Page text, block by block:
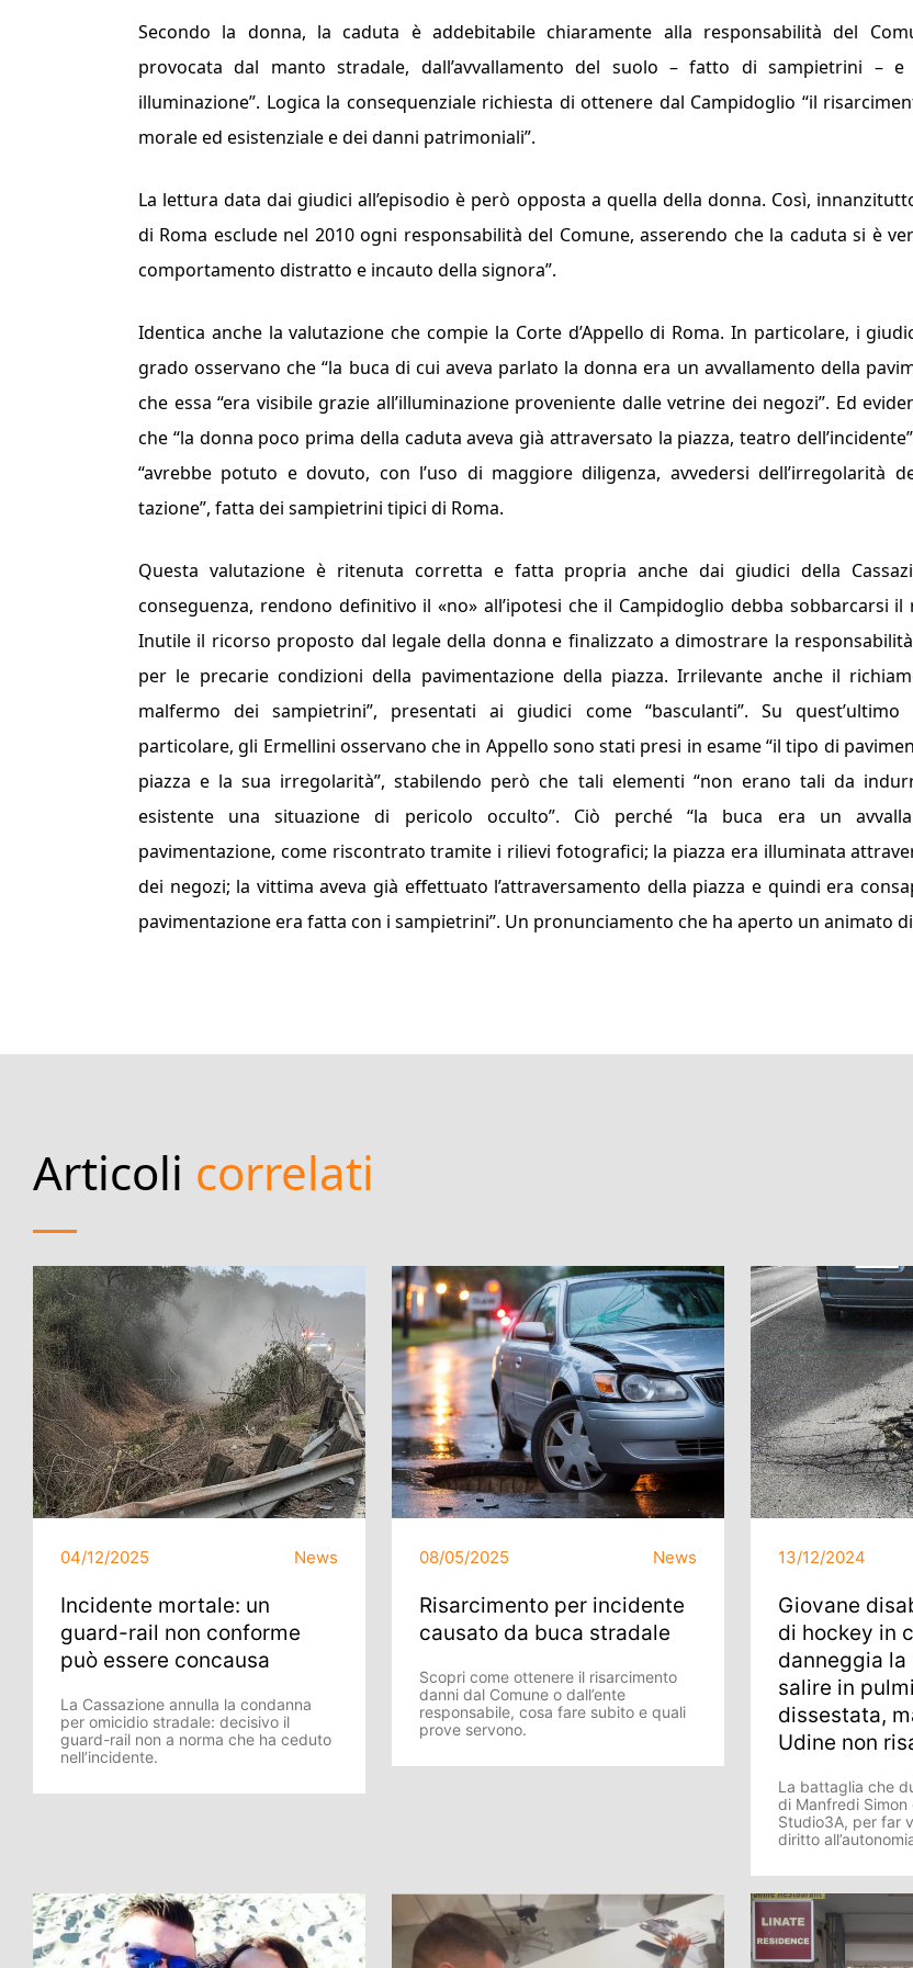
Secondo la donna, la cadu­ta è addebitabile chiaramente alla responsabilità del
provocata dal manto stradale, dall’avvallamento del suolo – fatto di sampietrini – e
illuminazione”. Logica la con­sequenziale richiesta di otte­nere dal Campidoglio “il
morale ed esistenziale e dei danni patri­moniali”.
La lettura data dai giudici all’episodio è però oppo­sta a quella della donna. Così,
di Roma esclude nel 2010 ogni responsabilità del Comune, asserendo che la caduta si è
comportamento distratto e incauto della signora”.
Identica anche la valutazione che compie la Corte d’Appello di Roma. In particolare, i
grado osservano che “la buca di cui aveva parlato la donna era un avvallamento della
che essa “era visibile grazie all’illuminazione proveniente dalle vetrine dei negozi”. Ed
che “la donna poco prima della caduta aveva già at­traversato la piazza, tea­tro dell’inci­dente
“avrebbe potu­to e dovuto, con l’uso di mag­giore diligenza, avvedersi del­l’irregolarità
tazione”, fatta dei sampietrini tipici di Roma.
Questa valutazione è ritenu­ta corretta e fatta propria an­che dai giudici della
conseguenza, ren­dono definitivo il «no» all’ipo­tesi che il Campidoglio debba sobbarcarsi il
Inutile il ricorso proposto dal legale della donna e fina­lizzato a dimostrare la
per le pre­carie condizioni della pavi­mentazione della piazza. Irri­levante anche il
malfermo dei sampie­trini”, presentati ai giudici come “basculanti”. Su
particolare, gli Ermellini osser­vano che in Appello sono stati presi in esame “il tipo di
piazza e la sua irregolarità”, stabilendo però che tali elementi “non erano tali da
esistente una situazione di pericolo occulto”. Ciò perché “la buca era un
pavimentazione, come riscontrato tramite i rilievi fo­tografici; la piazza era illumi­nata
dei negozi; la vittima aveva già ef­fettuato l’attraversamento del­la piazza e quindi era
pavimentazione era fatta con i sampietrini”. Un pronunciamento che ha aperto un animato
Articoli correlati
04/12/2025 News
Incidente mortale: un
guard-rail non conforme
può essere concausa
La Cassazione annulla la condanna
per omicidio stradale: decisivo il
guard-rail non a norma che ha ceduto
nell’incidente.
08/05/2025 News
Risarcimento per incidente
causato da buca stradale
Scopri come ottenere il risarcimento
danni dal Comune o dall’ente
responsabile, cosa fare subito e quali
prove servono.
13/12/2024
Giovane
di hockey in
danneggia
salire in
dissestata,
Udine non
La battaglia che
di Manfredi
Studio3A, per far
diritto